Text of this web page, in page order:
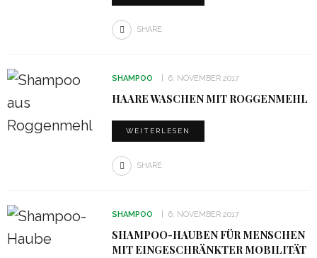
SHARE
SHAMPOO 6. NOVEMBER 2017
HAARE WASCHEN MIT ROGGENMEHL
WEITERLESEN
SHARE
SHAMPOO 6. NOVEMBER 2017
SHAMPOO-HAUBEN FÜR MENSCHEN
MIT EINGESCHRÄNKTER MOBILITÄT